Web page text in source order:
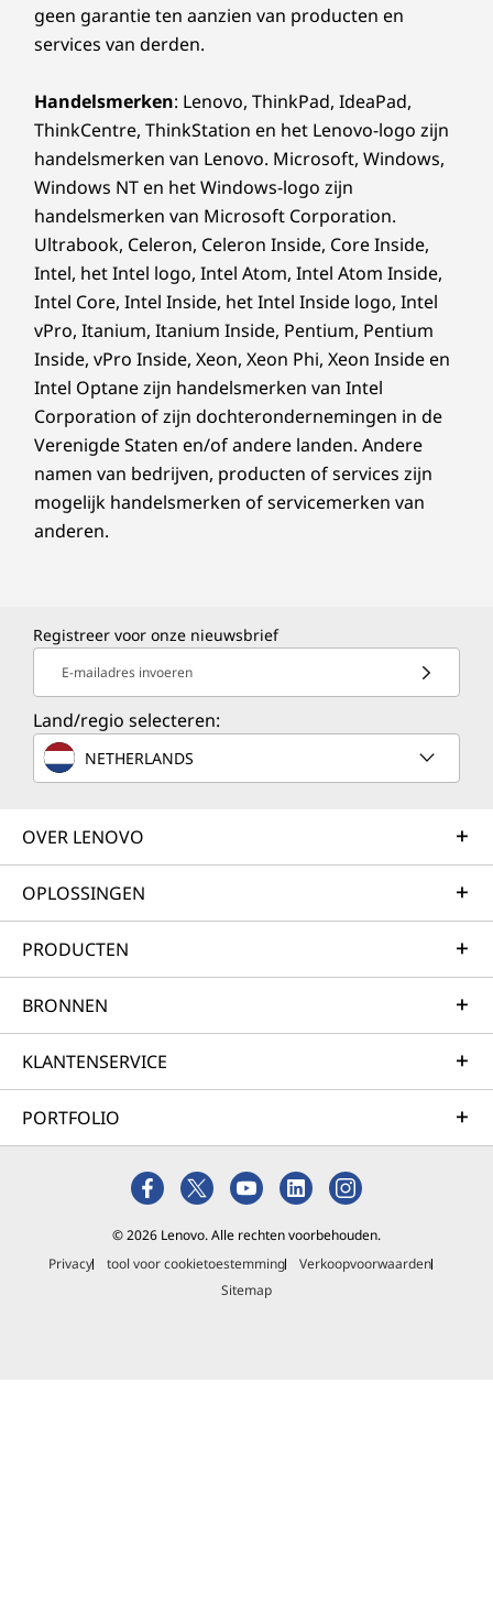
geen garantie ten aanzien van producten en
services van derden.
Handelsmerken: Lenovo, ThinkPad, IdeaPad,
ThinkCentre, ThinkStation en het Lenovo-logo zijn
handelsmerken van Lenovo. Microsoft, Windows,
Windows NT en het Windows-logo zijn
handelsmerken van Microsoft Corporation.
Ultrabook, Celeron, Celeron Inside, Core Inside,
Intel, het Intel logo, Intel Atom, Intel Atom Inside,
Intel Core, Intel Inside, het Intel Inside logo, Intel
vPro, Itanium, Itanium Inside, Pentium, Pentium
Inside, vPro Inside, Xeon, Xeon Phi, Xeon Inside en
Intel Optane zijn handelsmerken van Intel
Corporation of zijn dochterondernemingen in de
Verenigde Staten en/of andere landen. Andere
namen van bedrijven, producten of services zijn
mogelijk handelsmerken of servicemerken van
anderen.
Registreer voor onze nieuwsbrief
E-mailadres invoeren
Land/regio selecteren:
NETHERLANDS
OVER LENOVO
OPLOSSINGEN
PRODUCTEN
BRONNEN
KLANTENSERVICE
PORTFOLIO
© 2026 Lenovo. Alle rechten voorbehouden.
Privacy
tool voor cookietoestemming
Verkoopvoorwaarden
Sitemap